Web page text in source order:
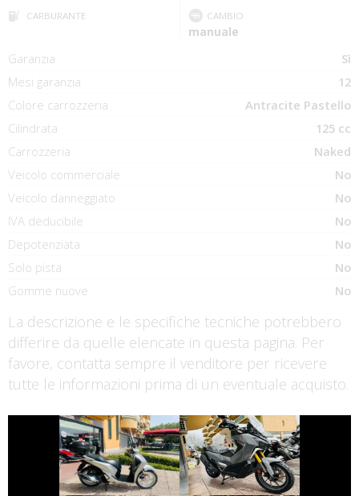
CARBURANTE CAMBIO
manuale
Garanzia
Sì
Mesi garanzia
12
Colore carrozzeria
Antracite Pastello
Cilindrata
125 cc
Carrozzeria
Naked
Veicolo commerciale
No
Veicolo danneggiato
No
IVA deducibile
No
Depotenziata
No
Solo pista
No
Gomme nuove
No
La descrizione e le specifiche tecniche potrebbero
differire da quelle elencate in questa pagina. Per
favore, contatta sempre il venditore per ricevere
tutte le informazioni prima di un eventuale acquisto.
HONDA SH SYM ADX-400
€ 3.290 € € 5.990 €